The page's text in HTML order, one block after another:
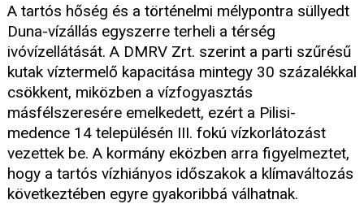
A tartós hőség és a történelmi mélypontra süllyedt
Duna-vízállás egyszerre terheli a térség
ivóvízellátását. A DMRV Zrt. szerint a parti szűrésű
kutak víztermelő kapacitása mintegy 30 százalékkal
csökkent, miközben a vízfogyasztás
másfélszeresére emelkedett, ezért a Pilisi-
medence 14 településén III. fokú vízkorlátozást
vezettek be. A kormány eközben arra figyelmeztet,
hogy a tartós vízhiányos időszakok a klímaváltozás
következtében egyre gyakoribbá válhatnak.